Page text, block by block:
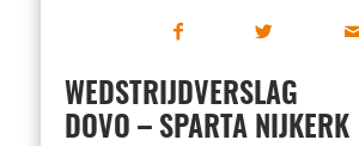
WEDSTRIJDVERSLAG
DOVO – SPARTA NIJKERK